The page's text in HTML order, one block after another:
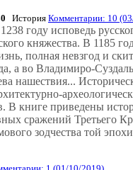
История Комментарии: 10
году исповедь
княжества. В 1185
полная невзгод и
а во Владимиро-
нашествия...
книге приведены
сражений Третьего
зодчества той